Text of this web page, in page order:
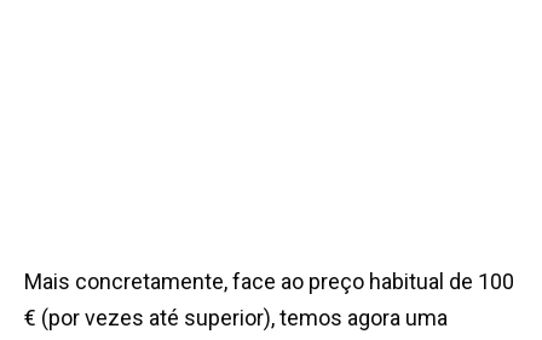
Mais concretamente, face ao preço habitual de 100
€ (por vezes até superior), temos agora uma